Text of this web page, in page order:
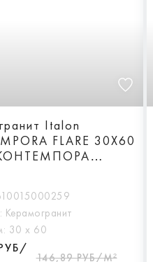
Italon
FLARE 30X60
ПАТ
Керамогранит
30 х 60
146,89 РУБ/М²